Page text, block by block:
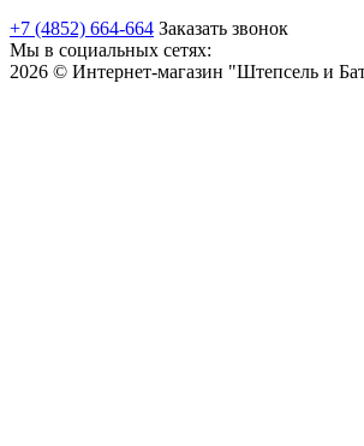
+7 (4852) 664-664 Заказать звонок
Мы в социальных сетях:
2026 © Интернет-магазин "Штепсель и